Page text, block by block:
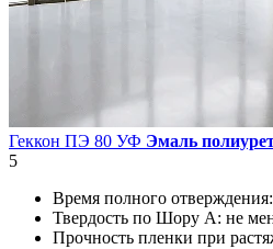
Геккон ПЭ 80 УФ Эмаль
5
Время полного отверждения:
Твердость по Шору А: не
Прочность пленки при